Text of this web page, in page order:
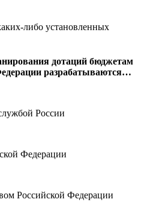
либо установленных
дотаций бюджетам
разрабатываются…
России
Федерации
Российской Федерации